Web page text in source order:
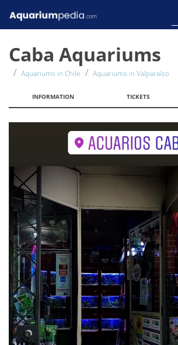
Caba Aquariums
Aquariums in Chile Aquariums in Valparaíso
INFORMATION TICKETS